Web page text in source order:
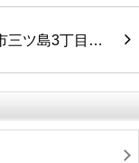
三ツ島3丁目…